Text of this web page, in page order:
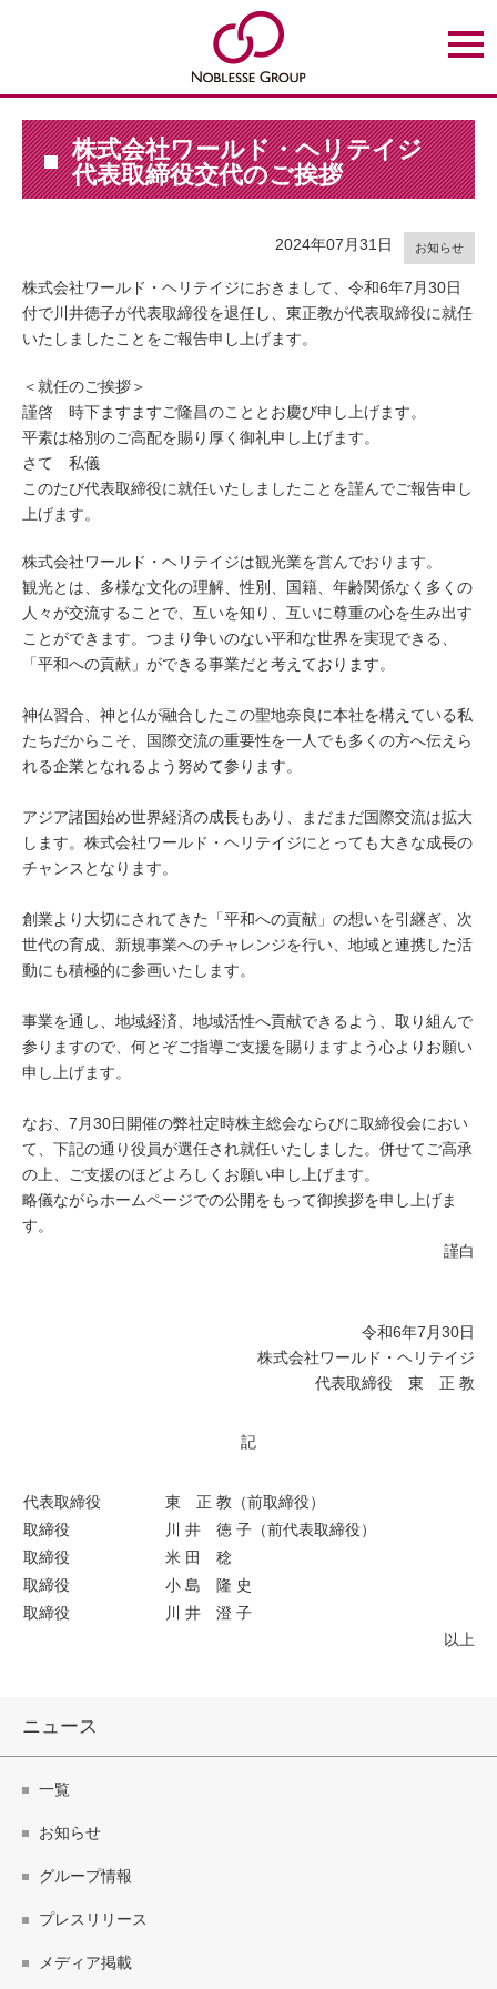
t
o
e
n
a
v
i
株式会社ワールド・ヘリテイジ
代表取締役交代のご挨拶
お知らせ
2024年07月31日
株式会社ワールド・ヘリテイジにおきまして、令和6年7月30日
付で川井徳子が代表取締役を退任し、東正教が代表取締役に就任
いたしましたことをご報告申し上げます。
＜就任のご挨拶＞
謹啓 時下ますますご隆昌のこととお慶び申し上げます。
平素は格別のご高配を賜り厚く御礼申し上げます。
さて 私儀
このたび代表取締役に就任いたしましたことを謹んでご報告申し
上げます。
株式会社ワールド・ヘリテイジは観光業を営んでおります。
観光とは、多様な文化の理解、性別、国籍、年齢関係なく多くの
人々が交流することで、互いを知り、互いに尊重の心を生み出す
ことができます。つまり争いのない平和な世界を実現できる、
「平和への貢献」ができる事業だと考えております。
神仏習合、神と仏が融合したこの聖地奈良に本社を構えている私
たちだからこそ、国際交流の重要性を一人でも多くの方へ伝えら
れる企業となれるよう努めて参ります。
アジア諸国始め世界経済の成長もあり、まだまだ国際交流は拡大
します。株式会社ワールド・ヘリテイジにとっても大きな成長の
チャンスとなります。
創業より大切にされてきた「平和への貢献」の想いを引継ぎ、次
世代の育成、新規事業へのチャレンジを行い、地域と連携した活
動にも積極的に参画いたします。
事業を通し、地域経済、地域活性へ貢献できるよう、取り組んで
参りますので、何とぞご指導ご支援を賜りますよう心よりお願い
申し上げます。
なお、7月30日開催の弊社定時株主総会ならびに取締役会におい
て、下記の通り役員が選任され就任いたしました。併せてご高承
の上、ご支援のほどよろしくお願い申し上げます。
略儀ながらホームページでの公開をもって御挨拶を申し上げま
す。
謹白
令和6年7月30日
株式会社ワールド・ヘリテイジ
代表取締役 東 正 教
記
代表取締役
東 正 教（前取締役）
取締役
川 井 徳 子（前代表取締役）
取締役
米 田 稔
取締役
小 島 隆 史
取締役
川 井 澄 子
以上
ニュース
一覧
お知らせ
グループ情報
プレスリリース
メディア掲載